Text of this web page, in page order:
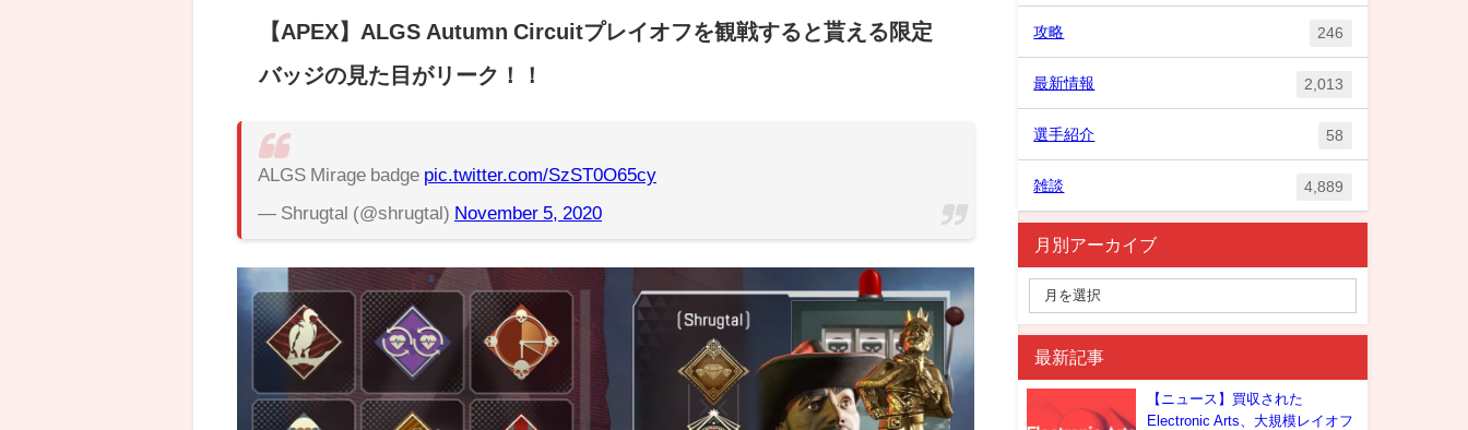
【APEX】ALGS Autumn Circuitプレイオフを観戦すると貰える限定
バッジの見た目がリーク！！
ALGS Mirage badge pic.twitter.com/SzST0O65cy
— Shrugtal (@shrugtal) November 5, 2020
攻略 246
最新情報 2,013
選手紹介 58
雑談 4,889
月別アーカイブ
最新記事
【ニュース】買収された
Electronic Arts、大規模レイオフ